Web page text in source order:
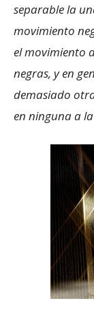
separable la
movimiento
el movimiento
negras, y en
demasiado
en ninguna a la